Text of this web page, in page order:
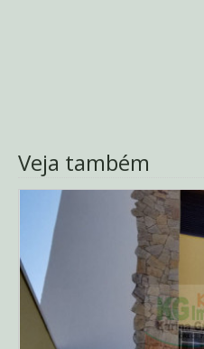
Veja também